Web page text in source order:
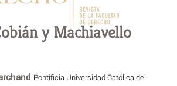
y Machiavello
Pontificia Universidad Católica del